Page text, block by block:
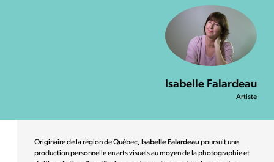
Isabelle Falardeau
Artiste
Originaire de la région de Québec, Isabelle Falardeau poursuit une
production personnelle en arts visuels au moyen de la photographie et